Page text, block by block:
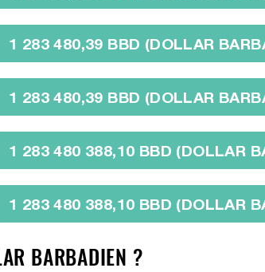
1 283 480,39 BBD (DOLLAR
1 283 480,39 BBD (DOLLAR
1 283 480 388,10 BBD (DOLLAR
1 283 480 388,10 BBD (DOLLAR
BARBADIEN ?